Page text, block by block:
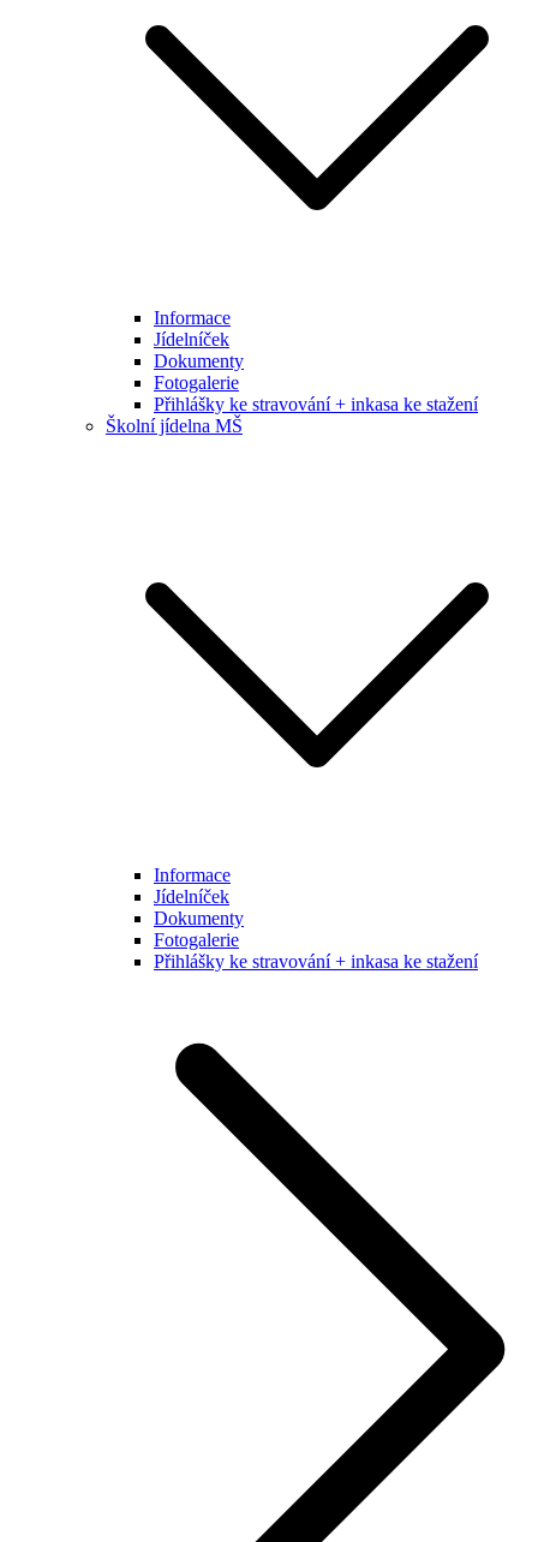
Informace
Jídelníček
Dokumenty
Fotogalerie
Přihlášky ke stravování + inkasa ke stažení
Školní jídelna MŠ
Informace
Jídelníček
Dokumenty
Fotogalerie
Přihlášky ke stravování + inkasa ke stažení